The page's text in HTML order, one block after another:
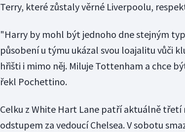
Terry, které zůstaly věrné Liverpoolu,
"Harry by mohl být jednoho dne stejným
působení u týmu ukázal svou loajalitu vůči
hřišti i mimo něj. Miluje Tottenham a chce
řekl Pochettino.
Celku z White Hart Lane patří aktuálně
odstupem za vedoucí Chelsea. V sobotu